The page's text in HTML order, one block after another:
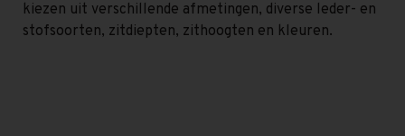
kiezen uit verschillende afmetingen, diverse leder- en
stofsoorten, zitdiepten, zithoogten en kleuren.